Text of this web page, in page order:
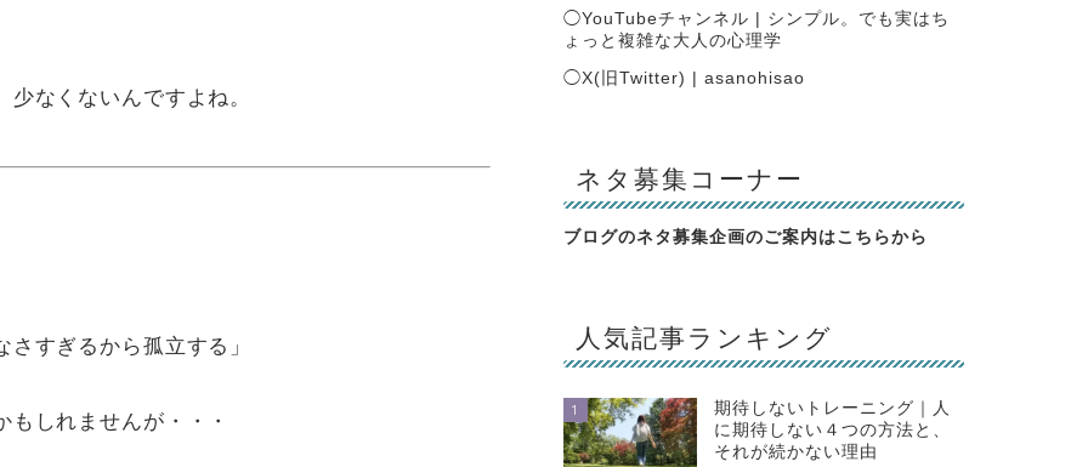
なくないんですよね。
すぎるから孤立する」
しれませんが・・・
◯YouTubeチャンネル | シンプル。でも実はち
ょっと複雑な大人の心理学
◯X(旧Twitter) | asanohisao
ネタ募集コーナー
ブログのネタ募集企画のご案内はこちらから
人気記事ランキング
1
期待しないトレーニング｜人
に期待しない４つの方法と、
それが続かない理由